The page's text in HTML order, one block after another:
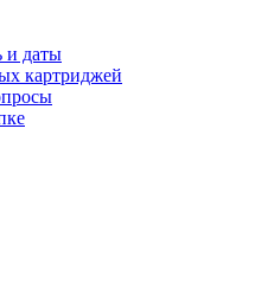
и даты
картриджей